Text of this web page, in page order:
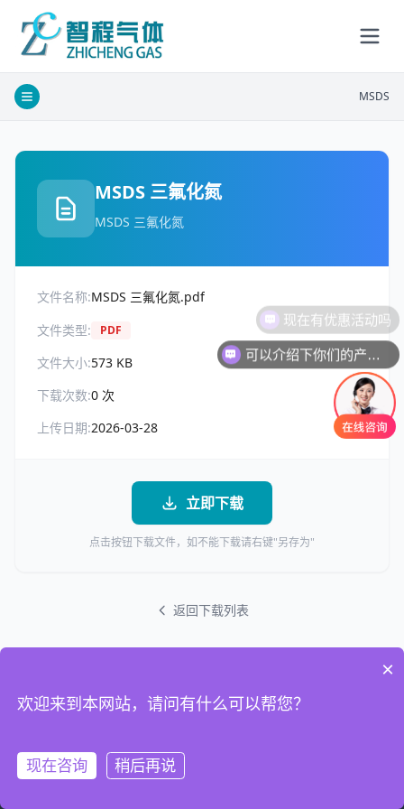
MSDS
MSDS 三氟化氮
MSDS 三氟化氮
文件名称:MSDS 三氟化氮.pdf
文件类型:
PDF
文件大小:573 KB
下载次数:0 次
上传日期:2026-03-28
立即下载
点击按钮下载文件，如不能下载请右键"另存为"
返回下载列表
现在有优惠活动吗
×
欢迎来到本网站，请问有什么可以帮您？
现在咨询 稍后再说